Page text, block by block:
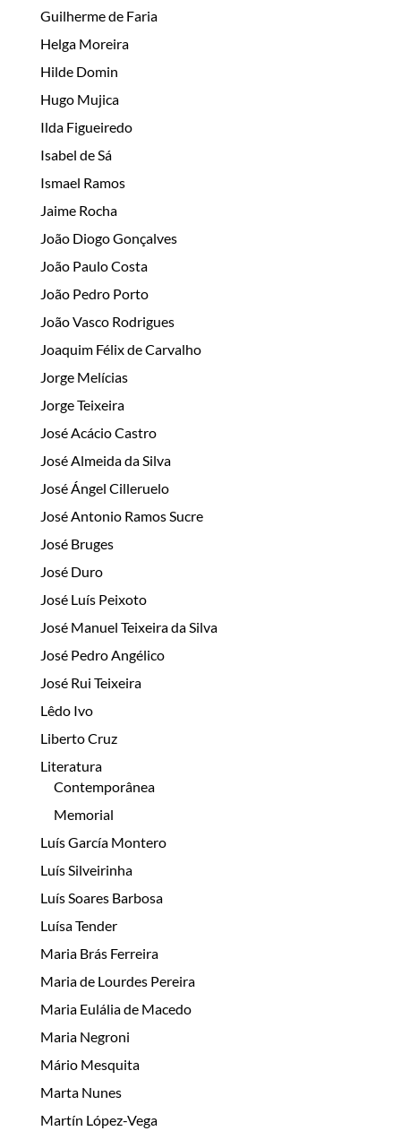
Guilherme de Faria
Helga Moreira
Hilde Domin
Hugo Mujica
Ilda Figueiredo
Isabel de Sá
Ismael Ramos
Jaime Rocha
João Diogo Gonçalves
João Paulo Costa
João Pedro Porto
João Vasco Rodrigues
Joaquim Félix de Carvalho
Jorge Melícias
Jorge Teixeira
José Acácio Castro
José Almeida da Silva
José Ángel Cilleruelo
José Antonio Ramos Sucre
José Bruges
José Duro
José Luís Peixoto
José Manuel Teixeira da Silva
José Pedro Angélico
José Rui Teixeira
Lêdo Ivo
Liberto Cruz
Literatura
Contemporânea
Memorial
Luís García Montero
Luís Silveirinha
Luís Soares Barbosa
Luísa Tender
Maria Brás Ferreira
Maria de Lourdes Pereira
Maria Eulália de Macedo
Maria Negroni
Mário Mesquita
Marta Nunes
Martín López-Vega